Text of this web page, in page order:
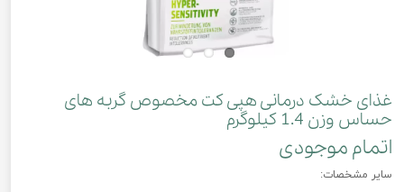
غذای خشک درمانی هپی کت مخصوص گربه های
حساس وزن 1.4 کیلوگرم
اتمام موجودی
سایر مشخصات: